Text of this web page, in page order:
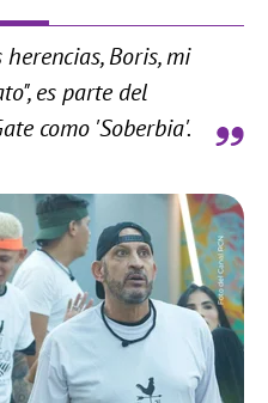
Boris, mi
es parte del
como 'Soberbia'.